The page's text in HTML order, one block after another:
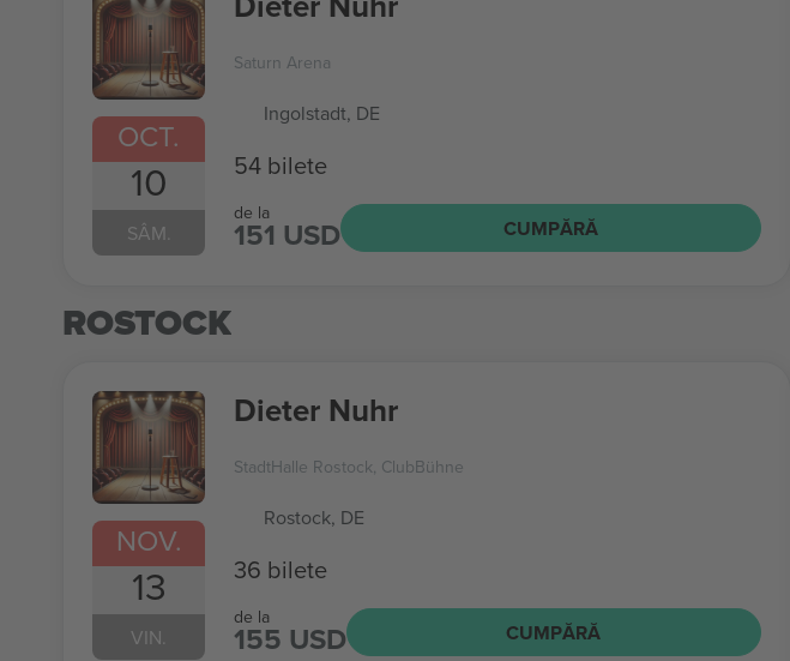
OCT.
10
SÂM.
Saturn Arena
Ingolstadt, DE
54 bilete
de la
151 USD CUMPĂRĂ
ROSTOCK
NOV.
13
VIN.
Dieter Nuhr
StadtHalle Rostock, ClubBühne
Rostock, DE
36 bilete
de la
155 USD CUMPĂRĂ